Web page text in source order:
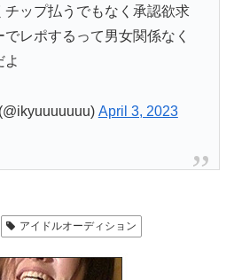
チップ払うでもなく承認欲求
レポするって男女関係なく
よ
April 3, 2023
アイドルオーディション